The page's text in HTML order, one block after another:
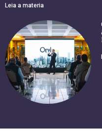
Leia a materia